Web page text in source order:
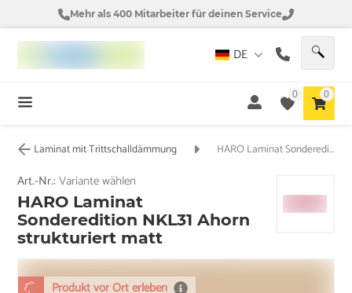
Mehr als 400 Mitarbeiter für deinen Service
DE
0 0
Laminat mit Trittschalldämmung HARO Laminat Sonderedition NKL31 Ahorn strukturiert matt
Produkt vor Ort erleben
Art.-Nr.:Variante wählen
HARO Laminat
Sonderedition NKL31 Ahorn
strukturiert matt